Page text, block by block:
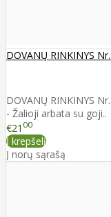
DOVANŲ RINKINYS
DOVANŲ RINKINYS
- Žalioji arbata su goji..
€21 00
Į krepšelį
Į norų sąrašą